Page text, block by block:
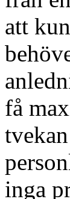
att
få
inga